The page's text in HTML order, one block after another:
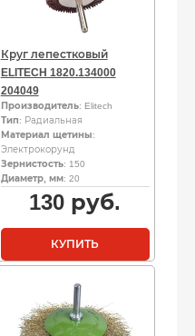
Круг лепестковый
ELITECH 1820.134000
204049
Производитель: Elitech
Тип: Радиальная
Материал щетины:
Электрокорунд
Зернистость: 150
Диаметр, мм: 20
130 руб.
КУПИТЬ